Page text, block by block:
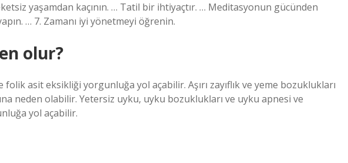
yaşamdan kaçının. … Tatil bir ihtiyaçtır. … Meditasyonun gücünden
… 7. Zamanı iyi yönetmeyi öğrenin.
olur?
asit eksikliği yorgunluğa yol açabilir. Aşırı zayıflık ve yeme bozuklukları
neden olabilir. Yetersiz uyku, uyku bozuklukları ve uyku apnesi ve
yol açabilir.